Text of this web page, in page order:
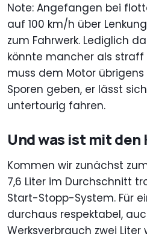
Note: Angefangen bei
auf 100 km/h über
zum Fahrwerk. Lediglich
könnte mancher als straff
muss dem Motor
Sporen geben, er lässt
untertourig fahren.
Und was ist mit den
Kommen wir zunächst
7,6 Liter im Durchschnitt
Start-Stopp-System. Für
durchaus respektabel,
Werksverbrauch zwei